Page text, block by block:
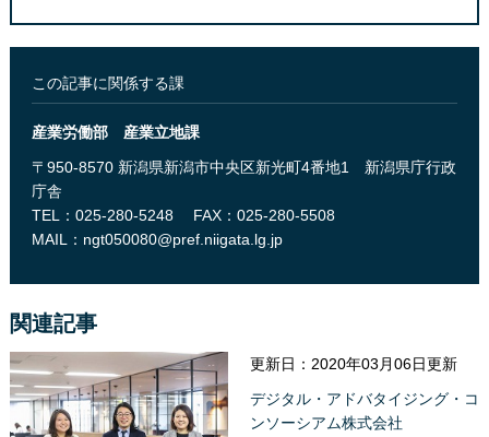
この記事に関係する課
産業労働部 産業立地課
〒950-8570 新潟県新潟市中央区新光町4番地1 新潟県庁行政
庁舎
TEL：025-280-5248
FAX：025-280-5508
MAIL： ngt050080@pref.niigata.lg.jp
関連記事
更新日：2020年03月06日更新
デジタル・アドバタイジング・コ
ンソーシアム株式会社